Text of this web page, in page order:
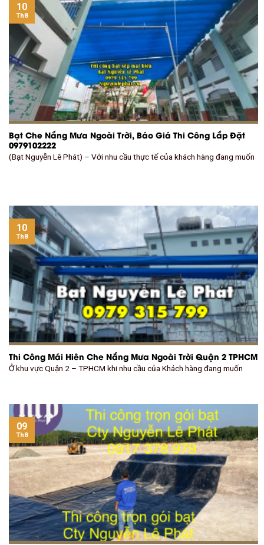
Bạt Che Nắng Mưa Ngoài Trời, Báo Giá Thi Công Lắp Đặt
0979102222
(Bạt Nguyễn Lê Phát) – Với nhu cầu thực tế của khách hàng đang muốn
10
Th8
Thi Công Mái Hiên Che Nắng Mưa Ngoài Trời Quận 2 TPHCM
Ở khu vực Quận 2 – TPHCM khi nhu cầu của Khách hàng đang muốn
10
Th8
09
Th8